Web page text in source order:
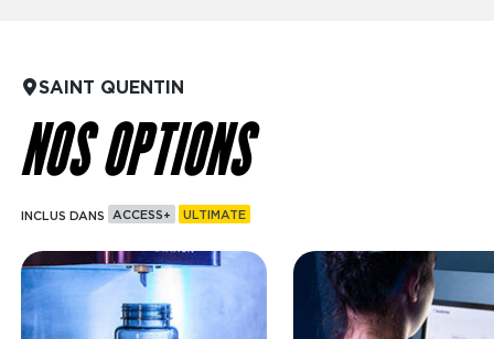
SAINT QUENTIN
NOS OPTIONS
INCLUS DANS ACCESS+ ULTIMATE
Image Image